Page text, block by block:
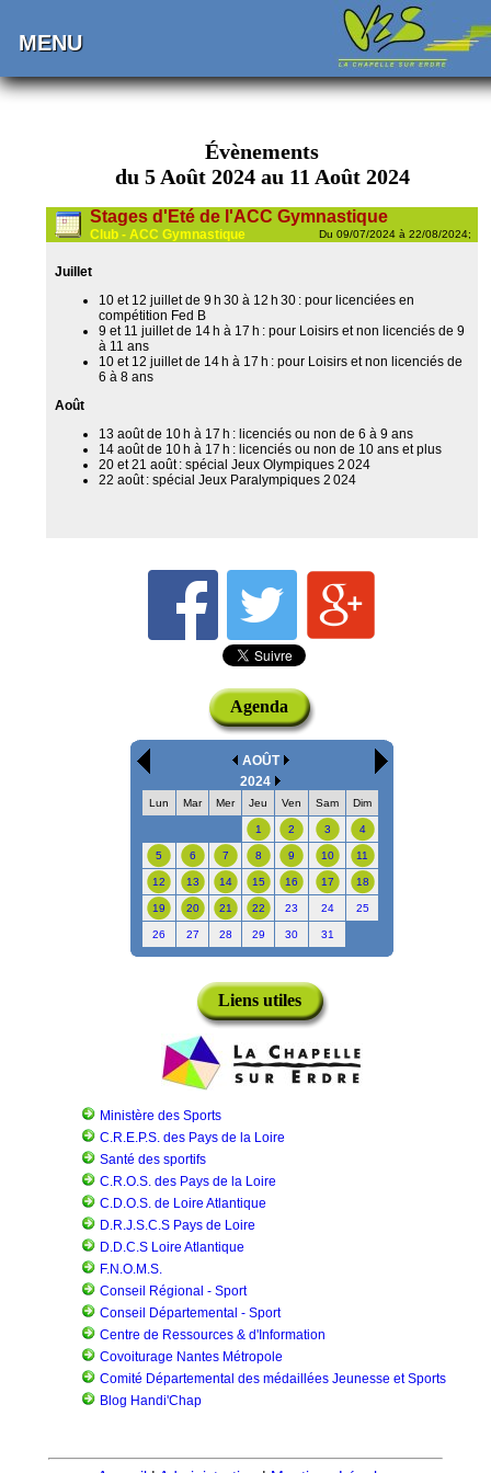
MENU
Évènements
du 5 Août 2024 au 11 Août 2024
Stages d'Eté de l'ACC Gymnastique
Club - ACC Gymnastique Du 09/07/2024 à 22/08/2024;
Juillet
10 et 12 juillet de 9 h 30 à 12 h 30 : pour licenciées en
compétition Fed B
9 et 11 juillet de 14 h à 17 h : pour Loisirs et non licenciés de 9
à 11 ans
10 et 12 juillet de 14 h à 17 h : pour Loisirs et non licenciés de
6 à 8 ans
Août
13 août de 10 h à 17 h : licenciés ou non de 6 à 9 ans
14 août de 10 h à 17 h : licenciés ou non de 10 ans et plus
20 et 21 août : spécial Jeux Olympiques 2 024
22 août : spécial Jeux Paralympiques 2 024
Agenda
AOÛT
2024
Lun Mar Mer Jeu Ven Sam Dim
1 2 3 4
5 6 7 8 9 10 11
12 13 14 15 16 17 18
19 20 21 22 23 24 25
26 27 28 29 30 31
Liens utiles
Ministère des Sports
C.R.E.P.S. des Pays de la Loire
Santé des sportifs
C.R.O.S. des Pays de la Loire
C.D.O.S. de Loire Atlantique
D.R.J.S.C.S Pays de Loire
D.D.C.S Loire Atlantique
F.N.O.M.S.
Conseil Régional - Sport
Conseil Départemental - Sport
Centre de Ressources & d'Information
Covoiturage Nantes Métropole
Comité Départemental des médaillées Jeunesse et Sports
Blog Handi'Chap